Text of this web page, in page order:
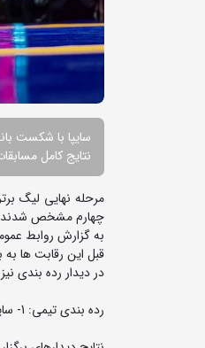
سایپا با شکست
نتایج کامل
چهارم مشخص
قبل این رقابت ها
در دیدار رده بندی نیز تیم ستارگان پاس ساری
رده بندی تیمی: 1- سایپا 2- بانک شهر 3- ستارگان پاس ساری 4- صنایع غذایی معینی پور